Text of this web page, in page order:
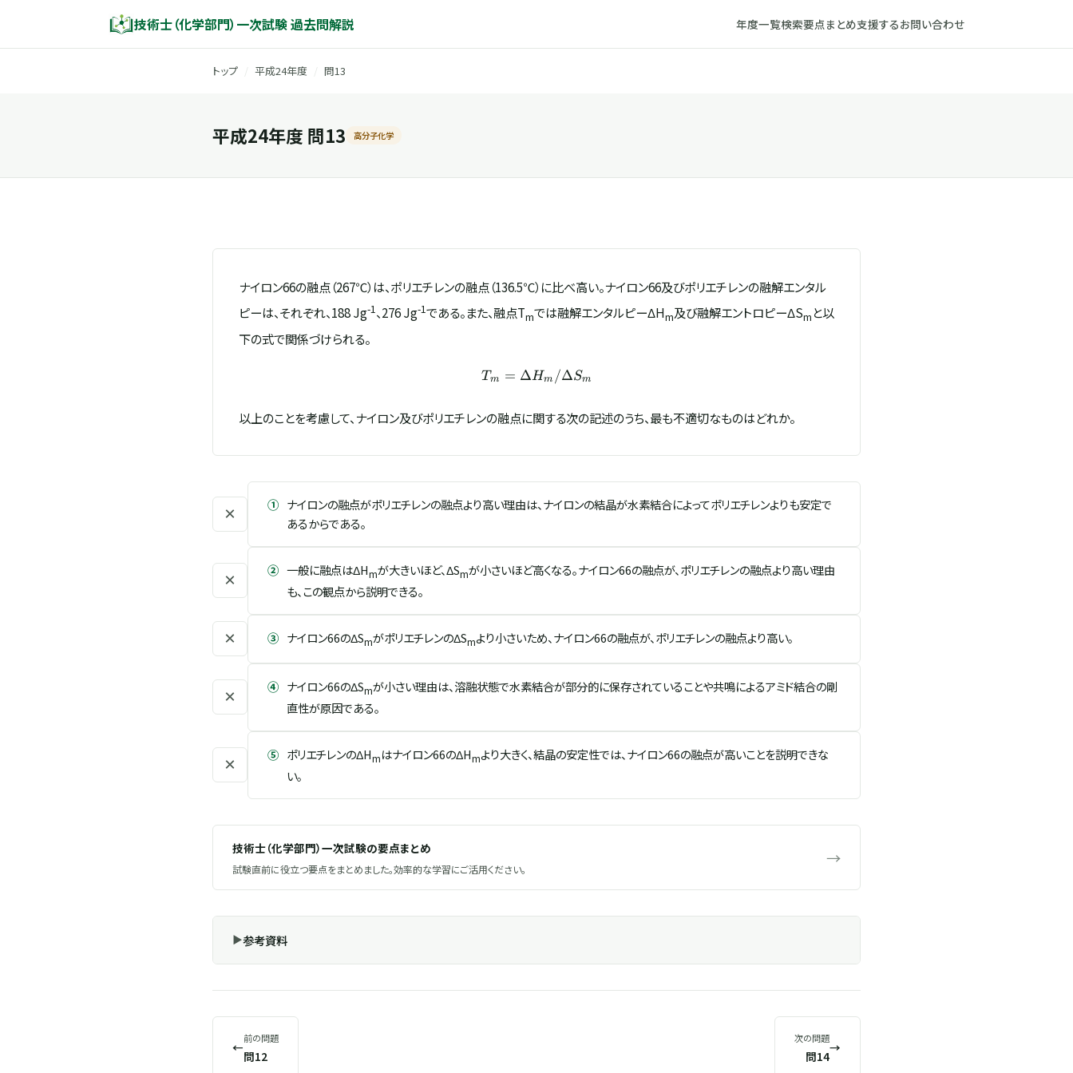
技術士（化学部門）一次試験 過去問解説 年度一覧検索要点まとめ支援するお問い合わせ
トップ 平成24年度 問13
平成24年度 問13 高分子化学
ナイロン66の融点（267℃）は、ポリエチレンの融点（136.5℃）に比べ高い。ナイロン66及びポリエチレンの融解エンタル
ピーは、それぞれ、188 Jg-1、276 Jg-1である。また、融点Tmでは融解エンタルピーΔHm及び融解エントロピーΔSm と以
下の式で関係づけられる。
T_{m} = \Delta H_{m} / \Delta S_{m}
Tm = ΔHm /ΔSm
以上のことを考慮して、ナイロン及びポリエチレンの融点に関する次の記述のうち、最も不適切なものはどれか。
× ① ナイロンの融点がポリエチレンの融点より高い理由は、ナイロンの結晶が水素結合によってポリエチレンよりも安定で
あるからである。
× ② 一般に融点はΔHmが大きいほど、ΔSmが小さいほど高くなる。ナイロン66の融点が、ポリエチレンの融点より高い理由
も、この観点から説明できる。
× ③ ナイロン66のΔSmがポリエチレンのΔSmより小さいため、ナイロン66の融点が、ポリエチレンの融点より高い。
× ④ ナイロン66のΔSmが小さい理由は、溶融状態で水素結合が部分的に保存されていることや共鳴によるアミド結合の剛
直性が原因である。
× ⑤ ポリエチレンのΔHmはナイロン66のΔHmより大きく、結晶の安定性では、ナイロン66の融点が高いことを説明できな
い。
技術士（化学部門）一次試験の要点まとめ
試験直前に役立つ要点をまとめました。効率的な学習にご活用ください。
→
参考資料
←
前の問題
問12
次の問題
問14
→